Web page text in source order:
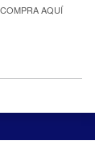
AQUÍ